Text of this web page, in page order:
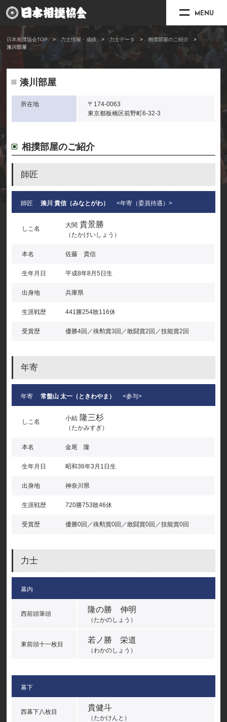
MENU
日本相撲協会TOP 力士情報・成績 力士データ
相撲部屋のご紹介
湊川部屋
湊川部屋
所在地
〒174-0063
東京都板橋区前野町6-32-3
相撲部屋のご紹介
師匠
師匠 湊川 貴信（みなとがわ） <年寄（委員待遇）>
しこ名 大関 貴景勝
（たかけいしょう）
本名 佐藤 貴信
生年月日 平成8年8月5日生
出身地 兵庫県
生涯戦歴 441勝254敗116休
受賞歴 優勝4回／殊勲賞3回／敢闘賞2回／技能賞2回
年寄
年寄 常盤山 太一（ときわやま） <参与>
しこ名 小結 隆三杉
（たかみすぎ）
本名 金尾 隆
生年月日 昭和36年3月1日生
出身地 神奈川県
生涯戦歴 720勝753敗46休
受賞歴 優勝0回／殊勲賞0回／敢闘賞0回／技能賞0回
力士
幕内
西前頭筆頭 隆の勝 伸明
（たかのしょう）
東前頭十一枚目 若ノ勝 栄道
（わかのしょう）
幕下
西幕下八枚目 貴健斗
（たかけんと）